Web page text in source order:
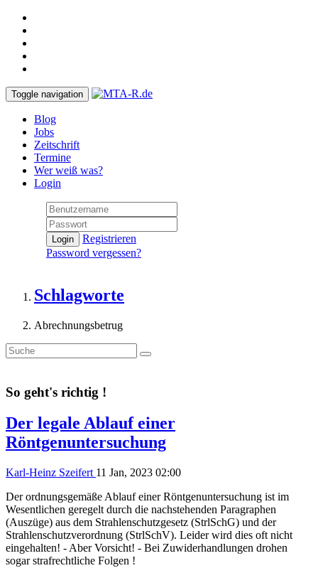
Toggle navigation
Blog
Jobs
Zeitschrift
Termine
Wer weiß was?
Login
Login
Registrieren
Password vergessen?
Schlagworte
Abrechnungsbetrug
So geht's richtig !
Der legale Ablauf einer
Röntgenuntersuchung
Karl-Heinz Szeifert 11 Jan, 2023 02:00
Der ordnungsgemäße Ablauf einer Röntgenuntersuchung ist im
Wesentlichen geregelt durch die nachstehenden Paragraphen
(Auszüge) aus dem Strahlenschutzgesetz (StrlSchG) und der
Strahlenschutzverordnung (StrlSchV). Leider wird dies oft nicht
eingehalten! - Aber Vorsicht! - Bei Zuwiderhandlungen drohen
sogar strafrechtliche Folgen !